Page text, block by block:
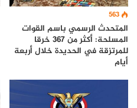
563
المتحدث الرسمي باسم القوات
المسلحة: أكثر من 367 خرقا
للمرتزقة في الحديدة خلال أربعة
أيام